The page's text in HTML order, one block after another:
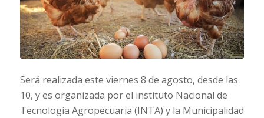
Será realizada este viernes 8 de agosto, desde las
10, y es organizada por el instituto Nacional de
Tecnología Agropecuaria (INTA) y la Municipalidad